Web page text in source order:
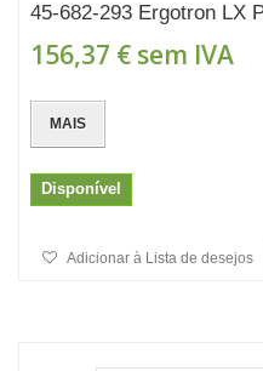
45-682-293 Ergotron LX
156,37 € sem IVA
MAIS
Disponível
Adicionar à Lista de desejos